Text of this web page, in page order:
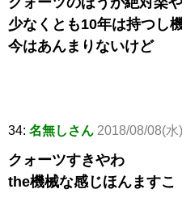
少なくとも10年は持つし
今はあんまりないけど
34: 名無しさん 2018/08/08(
クォーツすきやわ
the機械な感じほんますこ